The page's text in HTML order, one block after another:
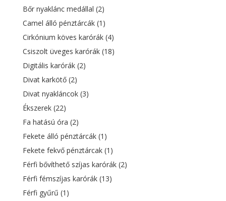
Bőr nyaklánc medállal (2)
Camel álló pénztárcák (1)
Cirkónium köves karórák (4)
Csiszolt üveges karórák (18)
Digitális karórák (2)
Divat karkötő (2)
Divat nyakláncok (3)
Ékszerek (22)
Fa hatású óra (2)
Fekete álló pénztárcák (1)
Fekete fekvő pénztárcak (1)
Férfi bővíthető szíjas karórák (2)
Férfi fémszíjas karórák (13)
Férfi gyűrű (1)